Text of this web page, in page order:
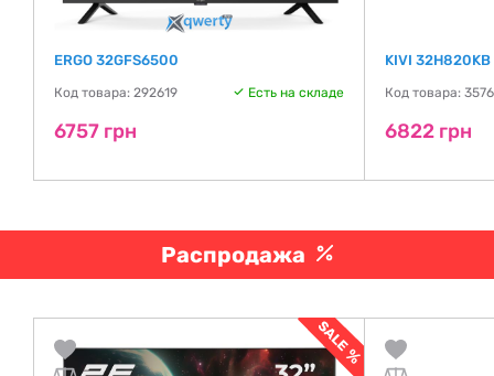
ERGO 32GFS6500
Код товара: 292619 Есть на складе
6757 грн
KIVI 32H820KB
Код товара:
6822 грн
Распродажа